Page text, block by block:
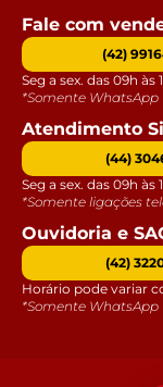
Fale com
(42)
Seg a sex. das 09h às
*Somente WhatsApp
Atendimento
(44)
Seg a sex. das 09h às
*Somente ligações
Ouvidoria e
(42)
Horário pode variar
*Somente WhatsApp